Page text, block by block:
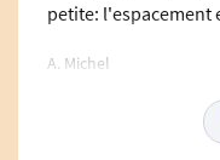
petite: l'espacement
A. Michel
05/